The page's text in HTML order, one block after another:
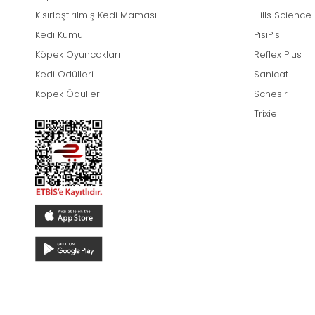
Kısırlaştırılmış Kedi Maması
Kedi Kumu
Köpek Oyuncakları
Kedi Ödülleri
Köpek Ödülleri
Hills Science
PisiPisi
Reflex Plus
Sanicat
Schesir
Trixie